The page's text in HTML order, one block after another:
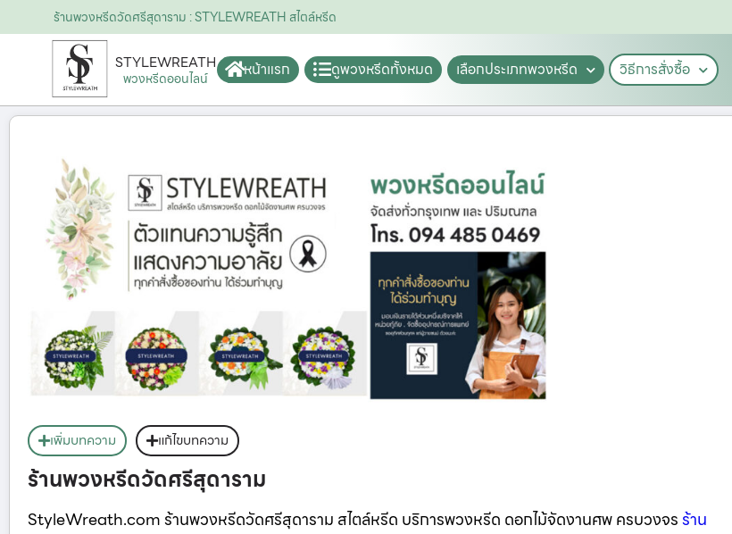
ร้านพวงหรีดวัดศรีสุดาราม : STYLEWREATH สไตล์หรีด
STYLEWREATH
พวงหรีดออนไลน์ หน้าแรก ดูพวงหรีดทั้งหมด เลือกประเภทพวงหรีด วิธีการสั่งซื้อ
เพิ่มบทความ แก้ไขบทความ
ร้านพวงหรีดวัดศรีสุดาราม
StyleWreath.com ร้านพวงหรีดวัดศรีสุดาราม สไตล์หรีด บริการพวงหรีด ดอกไม้จัดงานศพ ครบวงจรร้าน